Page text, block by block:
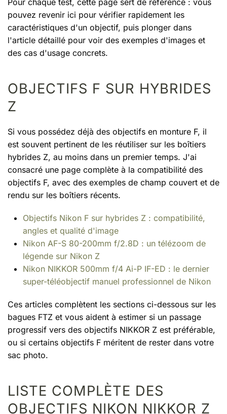
pouvez revenir ici pour vérifier rapidement les
caractéristiques d'un objectif, puis plonger dans
l'article détaillé pour voir des exemples d'images et
des cas d'usage concrets.
OBJECTIFS F SUR HYBRIDES
Z
Si vous possédez déjà des objectifs en monture F, il
est souvent pertinent de les réutiliser sur les boîtiers
hybrides Z, au moins dans un premier temps. J'ai
consacré une page complète à la compatibilité des
objectifs F, avec des exemples de champ couvert et de
rendu sur les boîtiers récents.
Objectifs Nikon F sur hybrides Z : compatibilité,
angles et qualité d'image
Nikon AF-S 80-200mm f/2.8D : un télézoom de
légende sur Nikon Z
Nikon NIKKOR 500mm f/4 Ai-P IF-ED : le dernier
super-téléobjectif manuel professionnel de Nikon
Ces articles complètent les sections ci-dessous sur les
bagues FTZ et vous aident à estimer si un passage
progressif vers des objectifs NIKKOR Z est préférable,
ou si certains objectifs F méritent de rester dans votre
sac photo.
LISTE COMPLÈTE DES
OBJECTIFS NIKON NIKKOR Z